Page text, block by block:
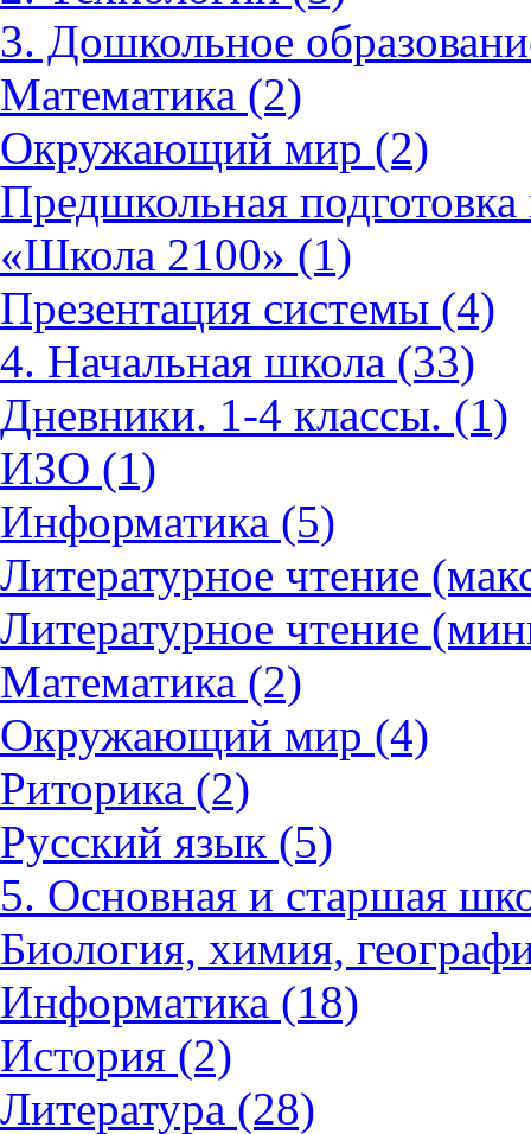
3. Дошкольное
Математика (2)
Окружающий мир (2)
Предшкольная
«Школа 2100» (1)
Презентация системы (4)
4. Начальная школа (33)
Дневники. 1-4 классы. (1)
ИЗО (1)
Информатика (5)
Литературное чтение
Литературное чтение
Математика (2)
Окружающий мир (4)
Риторика (2)
Русский язык (5)
5. Основная и старшая
Биология, химия,
Информатика (18)
История (2)
Литература (28)